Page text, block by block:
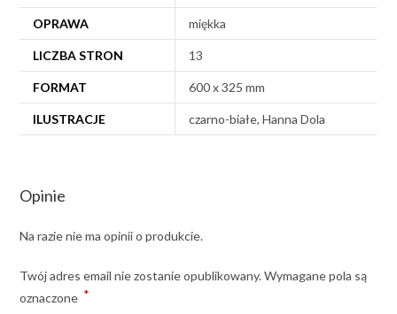
OPRAWA miękka
LICZBA STRON 13
FORMAT 600 x 325 mm
ILUSTRACJE czarno-białe, Hanna Dola
Opinie
Na razie nie ma opinii o produkcie.
Twój adres email nie zostanie opublikowany. Wymagane pola są
oznaczone *